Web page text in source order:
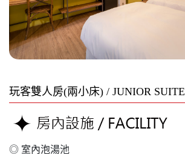
玩客雙人房(兩小床) / JUNIOR SUITE
◎ 室內泡湯池